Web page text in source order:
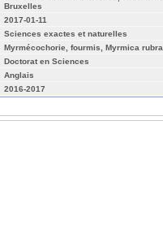
Bruxelles
2017-01-11
Sciences exactes et naturelles
Myrmécochorie, fourmis, Myrmica
Doctorat en Sciences
Anglais
2016-2017